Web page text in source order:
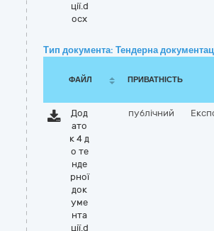
ції.d
ocx
Тип документа: Тендерна
ФАЙЛ ПРИВАТНІСТЬ
Дод
ато
к 4 д
о те
нде
рної
док
уме
нта
ції.d
публічний